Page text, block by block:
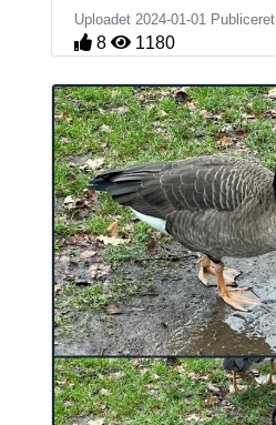
Uploadet 2024-01-01 Publiceret
8 1180